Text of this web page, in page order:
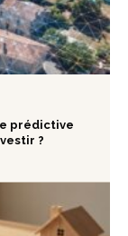
prédictive
?